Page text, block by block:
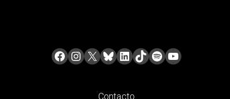
Contacto